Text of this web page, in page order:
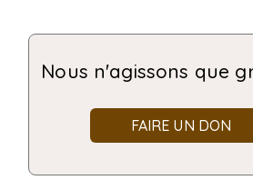
Nous n'agissons que
FAIRE UN DON